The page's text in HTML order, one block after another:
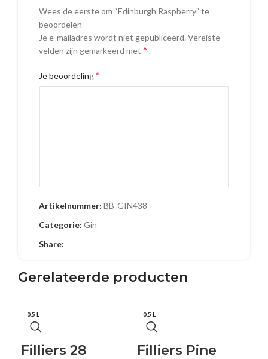
Wees de eerste om “Edinburgh Raspberry” te
beoordelen
Je e-mailadres wordt niet gepubliceerd. Vereiste
velden zijn gemarkeerd met *
Je beoordeling*
E-mail
Artikelnummer: BB-GIN438
Categorie: Gin
Share:
Gerelateerde producten
0.5 L
Filliers 28
0.5 L
Filliers Pine